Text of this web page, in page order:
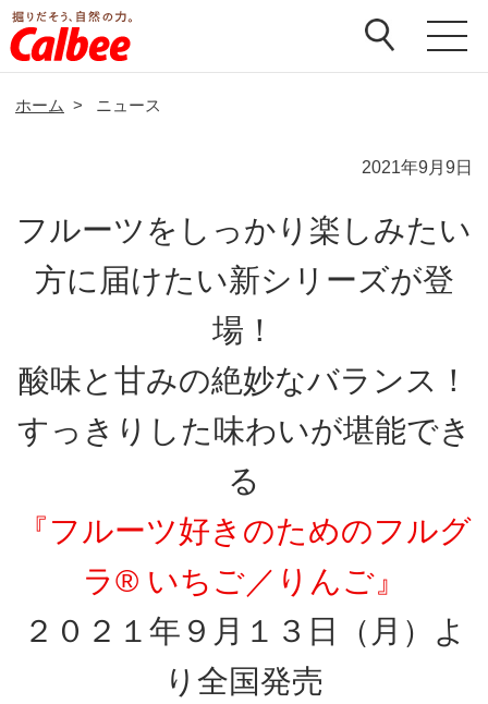
ホーム > ニュース
2021年9月9日
フルーツをしっかり楽しみたい
方に届けたい新シリーズが登
場！
酸味と甘みの絶妙なバランス！
すっきりした味わいが堪能でき
る
『フルーツ好きのためのフルグ
ラ® いちご／りんご』
２０２１年９月１３日（月）よ
り全国発売